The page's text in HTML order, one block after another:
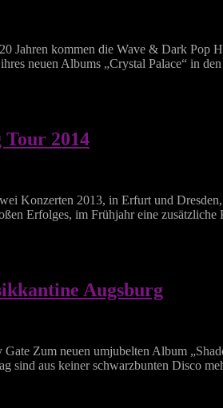
Jahren kommen die Wave & Dark Pop
neuen Albums „Crystal Palace“ in
2014
Konzerten 2013, in Erfurt und
Erfolges, im Frühjahr eine
Augsburg
Zum neuen umjubelten Album
sind aus keiner schwarzbunten Disco